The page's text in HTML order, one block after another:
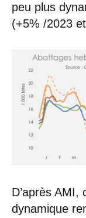
peu plus
(+5% /2023
D’après
dynamique